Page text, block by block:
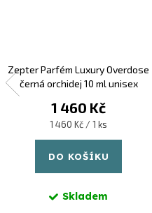
Zepter Parfém Luxury Overdose
černá orchidej 10 ml unisex
1 460 Kč
Měrná
cena:
1 460 Kč / 1 ks
DO KOŠÍKU
Skladem